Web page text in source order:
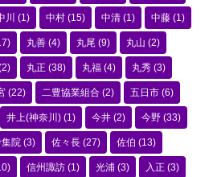
川 (1) 中村 (15) 中清 (1) 中藤 (1)
丸善 (4) 丸尾 (9) 丸山 (2)
丸正 (38) 丸福 (4) 丸秀 (3)
(22) 二豊協業組合 (2) 五日市 (6)
井上(神奈川) (1) 今井 (2) 今野 (33)
院 (3) 佐々長 (27) 佐伯 (13)
信州諏訪 (1) 光浦 (3) 入正 (3)